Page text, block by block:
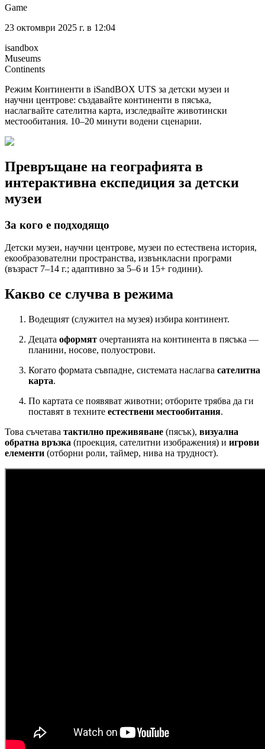
Game
23 октомври 2025 г. в 12:04
isandbox
Museums
Continents
Режим Континенти в iSandBOX UTS за детски музеи и
научни центрове: създавайте континенти в пясъка,
наслагвайте сателитна карта, изследвайте животински
местообитания. 10–20 минути водени сценарии.
Превръщане на географията в
интерактивна експедиция за детски
музеи
За кого е подходящо
Детски музеи, научни центрове, музеи по естествена история,
екообразователни пространства, извънкласни програми
(възраст 7–14 г.; адаптивно за 5–6 и 15+ години).
Какво се случва в режима
Водещият (служител на музея) избира континент.
Децата оформят очертанията на континента в пясъка —
планини, носове, полуострови.
Когато формата съвпадне, системата наслагва сателитна
карта.
По картата се появяват животни; отборите трябва да ги
поставят в техните естествени местообитания.
Това съчетава тактилно преживяване (пясък), визуална
обратна връзка (проекция, сателитни изображения) и игрови
елементи (отборни роли, таймер, нива на трудност).